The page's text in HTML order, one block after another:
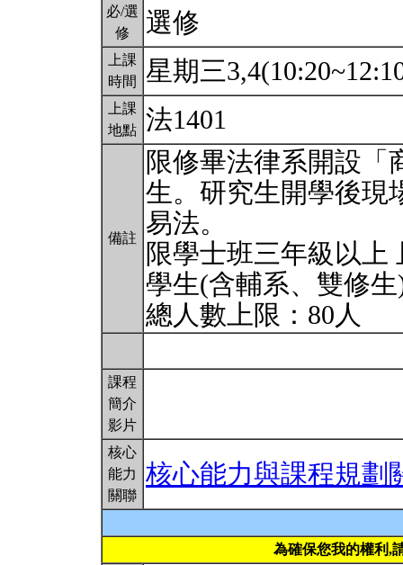
必/選
修
選修
上課
時間
星期三
上課
地點 法1401
備註
限修畢法律系開設「
生。研究生開學後現
易法。
限學士班三年級以上
學生(含輔系、雙修
總人數上限：80人
課程
簡介
影片
核心
能力
關聯
核心能力與課程規劃
為確保您我的權利,